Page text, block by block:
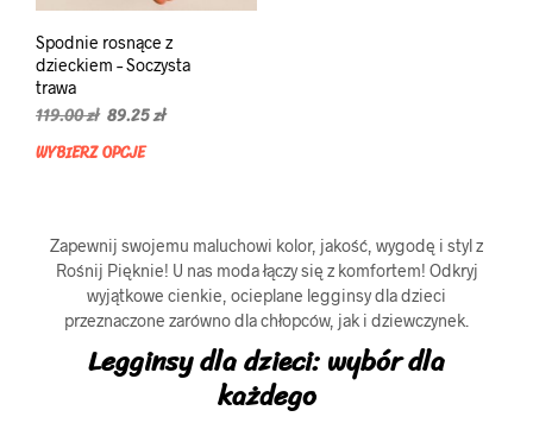
Spodnie rosnące z
dzieckiem – Soczysta
trawa
119.00zł Pierwotna
wynosiła:
89.25złAktualna
WYBIERZ OPCJE
wariantów.
Opcje
można
wybrać
na
stronie
produktu
Zapewnij swojemu maluchowi kolor, jakość, wygodę i styl z
Rośnij Pięknie! U nas moda łączy się z komfortem! Odkryj
wyjątkowe cienkie, ocieplane legginsy dla dzieci
przeznaczone zarówno dla chłopców, jak i dziewczynek.
Legginsy dla dzieci: wybór dla
każdego